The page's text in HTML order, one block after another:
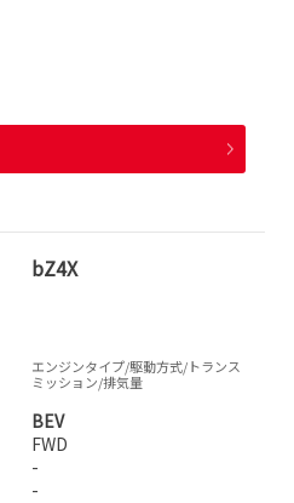
bZ4X
エンジンタイプ/駆動方式/トランス
ミッション/排気量
BEV
FWD
-
-